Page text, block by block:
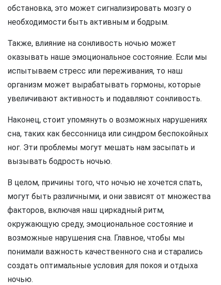
обстановка, это может сигнализировать мозгу о
необходимости быть активным и бодрым.
Также, влияние на сонливость ночью может
оказывать наше эмоциональное состояние. Если мы
испытываем стресс или переживания, то наш
организм может вырабатывать гормоны, которые
увеличивают активность и подавляют сонливость.
Наконец, стоит упомянуть о возможных нарушениях
сна, таких как бессонница или синдром беспокойных
ног. Эти проблемы могут мешать нам засыпать и
вызывать бодрость ночью.
В целом, причины того, что ночью не хочется спать,
могут быть различными, и они зависят от множества
факторов, включая наш циркадный ритм,
окружающую среду, эмоциональное состояние и
возможные нарушения сна. Главное, чтобы мы
понимали важность качественного сна и старались
создать оптимальные условия для покоя и отдыха
ночью.